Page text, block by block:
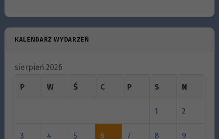
KALENDARZ WYDARZEŃ
sierpień 2026
P W Ś C P S N
1 2
3 4 5 6 7 8 9